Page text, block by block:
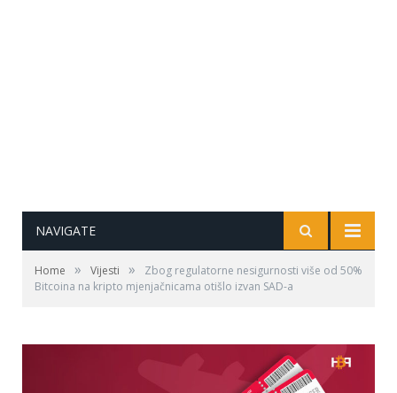
NAVIGATE
Home » Vijesti »
Zbog regulatorne nesigurnosti više od 50%
Bitcoina na kripto mjenjačnicama otišlo izvan SAD-a